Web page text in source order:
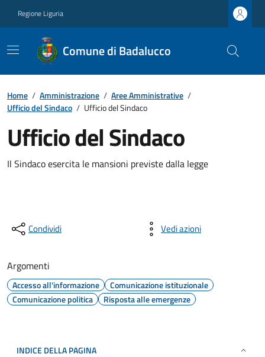
Regione Liguria
Comune di Badalucco
Home / Amministrazione / Aree Amministrative /
Ufficio del Sindaco / Ufficio del Sindaco
Ufficio del Sindaco
Il Sindaco esercita le mansioni previste dalla legge
Condividi Vedi azioni
Argomenti
Accesso all'informazione
Comunicazione istituzionale
Comunicazione politica
Risposta alle emergenze
INDICE DELLA PAGINA